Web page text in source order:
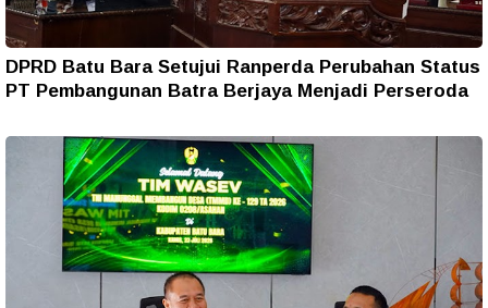
DPRD Batu Bara Setujui Ranperda Perubahan Status
PT Pembangunan Batra Berjaya Menjadi Perseroda